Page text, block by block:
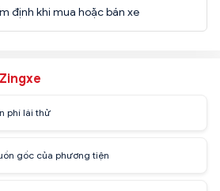
định khi mua hoặc bán xe
Zingxe
phí lái thử
gốc của phương tiện